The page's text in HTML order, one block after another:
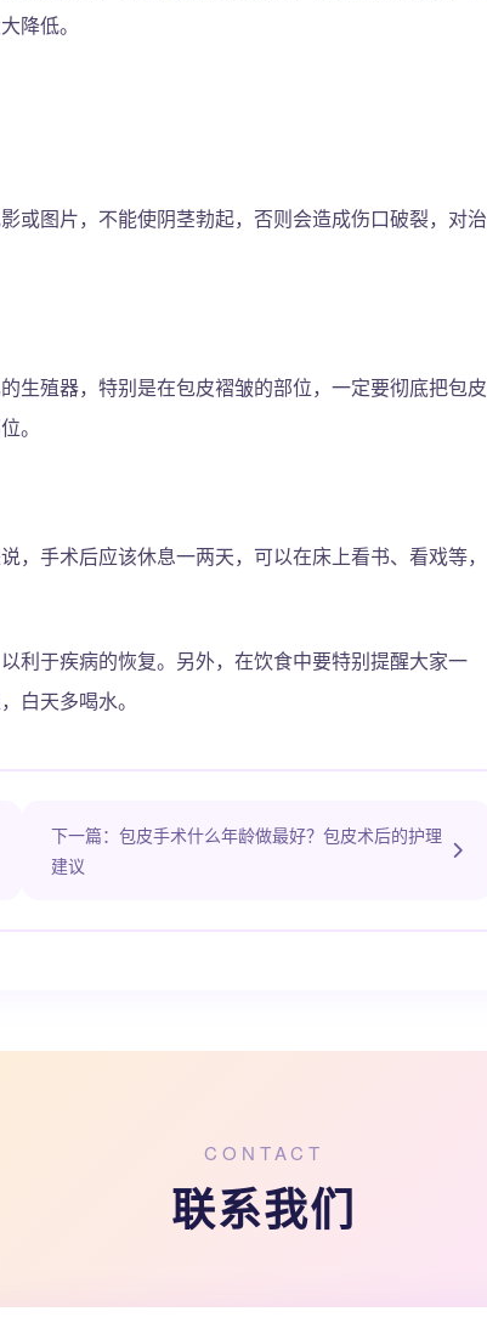
降低。
或图片，不能使阴茎勃起，否则会造成伤口破裂，对治
生殖器，特别是在包皮褶皱的部位，一定要彻底把包皮
。
手术后应该休息一两天，可以在床上看书、看戏等，
利于疾病的恢复。另外，在饮食中要特别提醒大家一
白天多喝水。
下一篇：包皮手术什么年龄做最好？包皮术后的护理
建议
CONTACT
联系我们